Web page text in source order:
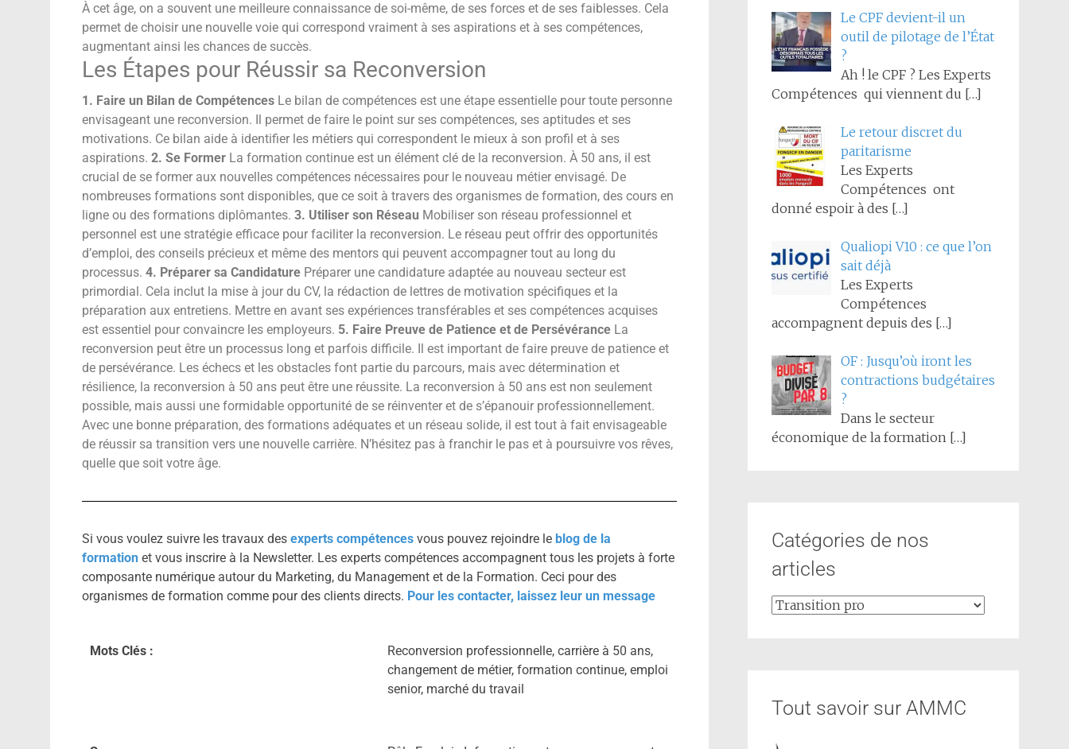
À cet âge, on a souvent une meilleure connaissance de soi-même, de ses forces et de ses faiblesses. Cela
permet de choisir une nouvelle voie qui correspond vraiment à ses aspirations et à ses compétences,
augmentant ainsi les chances de succès.
Les Étapes pour Réussir sa Reconversion
1. Faire un Bilan de Compétences Le bilan de compétences est une étape essentielle pour toute personne
envisageant une reconversion. Il permet de faire le point sur ses compétences, ses aptitudes et ses
motivations. Ce bilan aide à identifier les métiers qui correspondent le mieux à son profil et à ses
aspirations. 2. Se Former La formation continue est un élément clé de la reconversion. À 50 ans, il est
crucial de se former aux nouvelles compétences nécessaires pour le nouveau métier envisagé. De
nombreuses formations sont disponibles, que ce soit à travers des organismes de formation, des cours en
ligne ou des formations diplômantes. 3. Utiliser son Réseau Mobiliser son réseau professionnel et
personnel est une stratégie efficace pour faciliter la reconversion. Le réseau peut offrir des opportunités
d’emploi, des conseils précieux et même des mentors qui peuvent accompagner tout au long du
processus. 4. Préparer sa Candidature Préparer une candidature adaptée au nouveau secteur est
primordial. Cela inclut la mise à jour du CV, la rédaction de lettres de motivation spécifiques et la
préparation aux entretiens. Mettre en avant ses expériences transférables et ses compétences acquises
est essentiel pour convaincre les employeurs. 5. Faire Preuve de Patience et de Persévérance La
reconversion peut être un processus long et parfois difficile. Il est important de faire preuve de patience et
de persévérance. Les échecs et les obstacles font partie du parcours, mais avec détermination et
résilience, la reconversion à 50 ans peut être une réussite. La reconversion à 50 ans est non seulement
possible, mais aussi une formidable opportunité de se réinventer et de s’épanouir professionnellement.
Avec une bonne préparation, des formations adéquates et un réseau solide, il est tout à fait envisageable
de réussir sa transition vers une nouvelle carrière. N’hésitez pas à franchir le pas et à poursuivre vos rêves,
quelle que soit votre âge.
Si vous voulez suivre les travaux des experts compétences vous pouvez rejoindre le blog de la
formation et vous inscrire à la Newsletter. Les experts compétences accompagnent tous les projets à forte
composante numérique autour du Marketing, du Management et de la Formation. Ceci pour des
organismes de formation comme pour des clients directs. Pour les contacter, laissez leur un message
Mots Clés :
Reconversion professionnelle, carrière à 50 ans,
changement de métier, formation continue, emploi
senior, marché du travail
Le CPF devient-il un
outil de pilotage de l’État
?
Ah ! le CPF ? Les Experts
Compétences qui viennent du […]
Le retour discret du
paritarisme
Les Experts
Compétences ont
donné espoir à des […]
Qualiopi V10 : ce que l’on
sait déjà
Les Experts
Compétences
accompagnent depuis des […]
OF : Jusqu’où iront les
contractions budgétaires
?
Dans le secteur
économique de la formation […]
Catégories de nos
articles
Tout savoir sur AMMC